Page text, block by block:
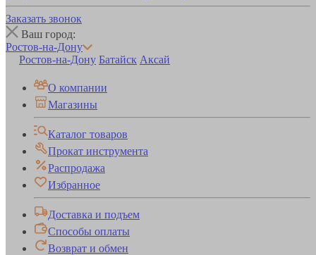
Заказать звонок
Ваш город:
Ростов-на-Дону
Ростов-на-Дону Батайск Аксай
О компании
Магазины
Каталог товаров
Прокат инструмента
Распродажа
Избранное
Доставка и подъем
Способы оплаты
Возврат и обмен